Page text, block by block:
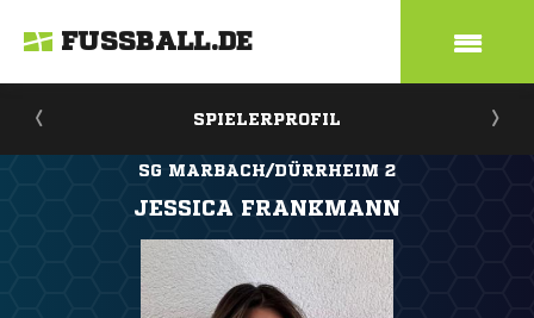
FUSSBALL.DE
SPIELERPROFIL
SG MARBACH/DÜRRHEIM 2
JESSICA FRANKMANN